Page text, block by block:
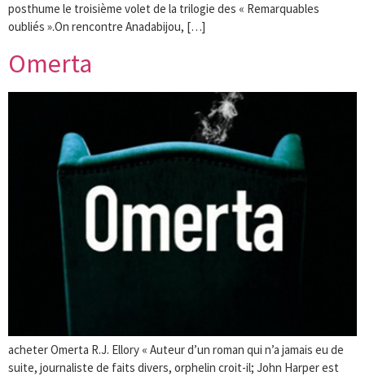
posthume le troisième volet de la trilogie des « Remarquables
oubliés ».On rencontre Anadabijou, […]
Omerta
acheter Omerta R.J. Ellory « Auteur d’un roman qui n’a jamais eu de
suite, journaliste de faits divers, orphelin croit-il; John Harper est